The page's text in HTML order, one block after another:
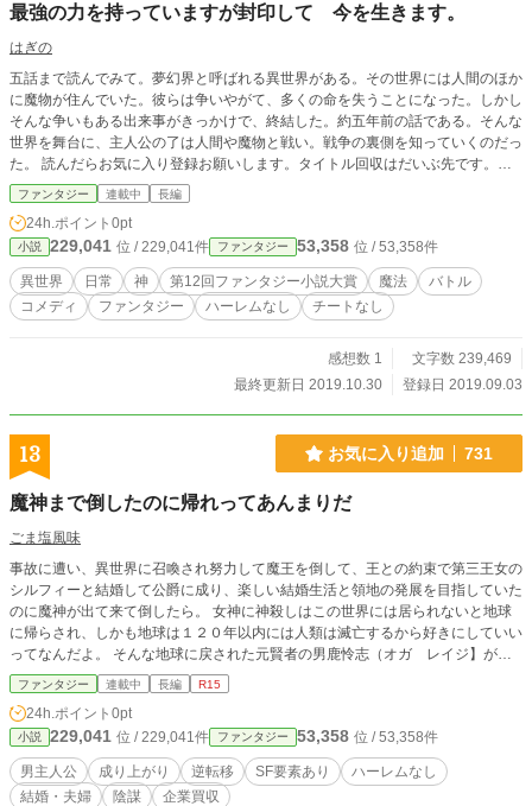
最強の力を持っていますが封印して 今を生きます。
はぎの
五話まで読んでみて。夢幻界と呼ばれる異世界がある。その世界には人間のほか
に魔物が住んでいた。彼らは争いやがて、多くの命を失うことになった。しかし
そんな争いもある出来事がきっかけで、終結した。約五年前の話である。そんな
世界を舞台に、主人公の了は人間や魔物と戦い。戦争の裏側を知っていくのだっ
た。 読んだらお気に入り登録お願いします。タイトル回収はだいぶ先です。す
べての話に伏線あります。二十六話から大きく話が変わります。
ファンタジー 連載中 長編
24h.ポイント 0pt
小説 229,041 位 / 229,041件 ファンタジー 53,358 位 / 53,358件
異世界 日常 神 第12回ファンタジー小説大賞 魔法
バトル
コメディ
ファンタジー ハーレムなし チートなし
感想数 1
文字数 239,469
最終更新日 2019.10.30
登録日 2019.09.03
13 お気に入り追加 731
魔神まで倒したのに帰れってあんまりだ
ごま塩風味
事故に遭い、異世界に召喚され努力して魔王を倒して、王との約束で第三王女の
シルフィーと結婚して公爵に成り、楽しい結婚生活と領地の発展を目指していた
のに魔神が出て来て倒したら。 女神に神殺しはこの世界には居られないと地球
に帰らされ、しかも地球は１２０年以内には人類は滅亡するから好きにしていい
ってなんだよ。 そんな地球に戻された元賢者の男鹿怜志（オガ レイジ】が地
球で成り上がり、何時しか人類を救うかもしれない物語 ちょっとSFも入ってま
す。
ファンタジー 連載中 長編 R15
24h.ポイント 0pt
小説 229,041 位 / 229,041件 ファンタジー 53,358 位 / 53,358件
男主人公 成り上がり 逆転移 SF要素あり
ハーレムなし
結婚・夫婦
陰謀 企業買収